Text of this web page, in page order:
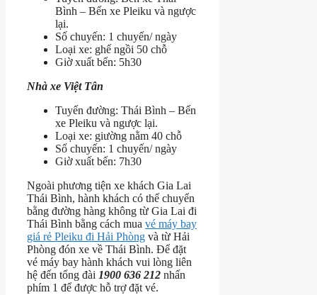
Bình – Bến xe Pleiku và ngược
lại.
Số chuyến: 1 chuyến/ ngày
Loại xe: ghế ngồi 50 chỗ
Giờ xuất bến: 5h30
Nhà xe Việt Tân
Tuyến đường: Thái Bình – Bến
xe Pleiku và ngược lại.
Loại xe: giường nằm 40 chỗ
Số chuyến: 1 chuyến/ ngày
Giờ xuất bến: 7h30
Ngoài phương tiện xe khách Gia Lai
Thái Bình, hành khách có thể chuyển
bằng đường hàng không từ Gia Lai đi
Thái Bình bằng cách mua vé máy bay
giá rẻ Pleiku đi Hải Phòng và từ Hải
Phòng đón xe về Thái Bình. Để đặt
vé máy bay hành khách vui lòng liên
hệ đến tổng đài 1900 636 212 nhấn
phím 1 để được hỗ trợ đặt vé.